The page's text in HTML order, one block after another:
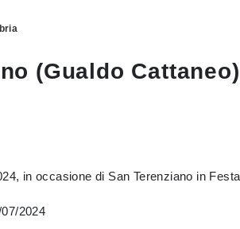
(Gualdo
in occasione di San Terenziano in
2024